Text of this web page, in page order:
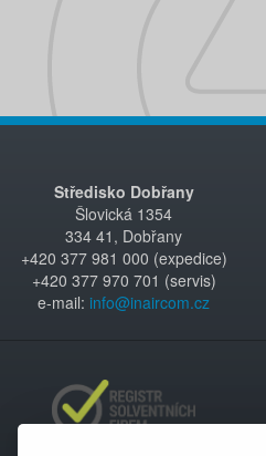
Středisko Dobřany
Šlovická 1354
334 41, Dobřany
+420 377 981 000 (expedice)
+420 377 970 701 (servis)
e-mail: info@inaircom.cz